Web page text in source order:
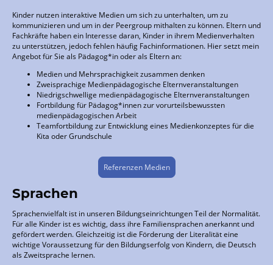
Kinder nutzen interaktive Medien um sich zu unterhalten, um zu
kommunizieren und um in der Peergroup mithalten zu können. Eltern und
Fachkräfte haben ein Interesse daran, Kinder in ihrem Medienverhalten
zu unterstützen, jedoch fehlen häufig Fachinformationen. Hier setzt mein
Angebot für Sie als Pädagog*in oder als Eltern an:
Medien und Mehrsprachigkeit zusammen denken
Zweisprachige Medienpädagogische Elternveranstaltungen
Niedrigschwellige medienpädagogische Elternveranstaltungen
Fortbildung für Pädagog*innen zur vorurteilsbewussten
medienpädagogischen Arbeit
Teamfortbildung zur Entwicklung eines Medienkonzeptes für die
Kita oder Grundschule
Referenzen Medien
Sprachen
Sprachenvielfalt ist in unseren Bildungseinrichtungen Teil der Normalität.
Für alle Kinder ist es wichtig, dass ihre Familiensprachen anerkannt und
gefördert werden. Gleichzeitig ist die Förderung der Literalität eine
wichtige Voraussetzung für den Bildungserfolg von Kindern, die Deutsch
als Zweitsprache lernen.